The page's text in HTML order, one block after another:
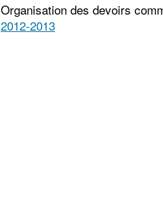
Organisation des devoirs
2012-2013